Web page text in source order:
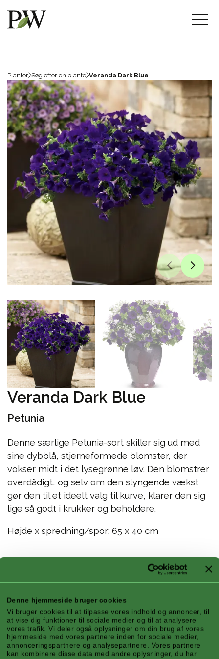
Denne hjemmeside bruger cookies
Vi bruger cookies til at tilpasse vores indhold og annoncer, til
at vise dig funktioner til sociale medier og til at analysere
vores trafik. Vi deler også oplysninger om din brug af vores
hjemmeside med vores partnere inden for sociale medier,
annonceringspartnere og analysepartnere. Vores partnere
kan kombinere disse data med andre oplysninger, du har
Planter Søg efter en plante Veranda Dark Blue
Veranda Dark Blue
Petunia
Denne særlige Petunia-sort skiller sig ud med
sine dybblå, stjerneformede blomster, der
vokser midt i det lysegrønne løv. Den blomstrer
overdådigt, og selv om den slyngende vækst
gør den til et ideelt valg til kurve, klarer den sig
lige så godt i krukker og beholdere.
Højde x spredning/spor: 65 x 40 cm
Funktioner
Klimazone:Kontinental, Bjerg, Atlanterhavet
Sæson:Sommer
Belysning:Sol